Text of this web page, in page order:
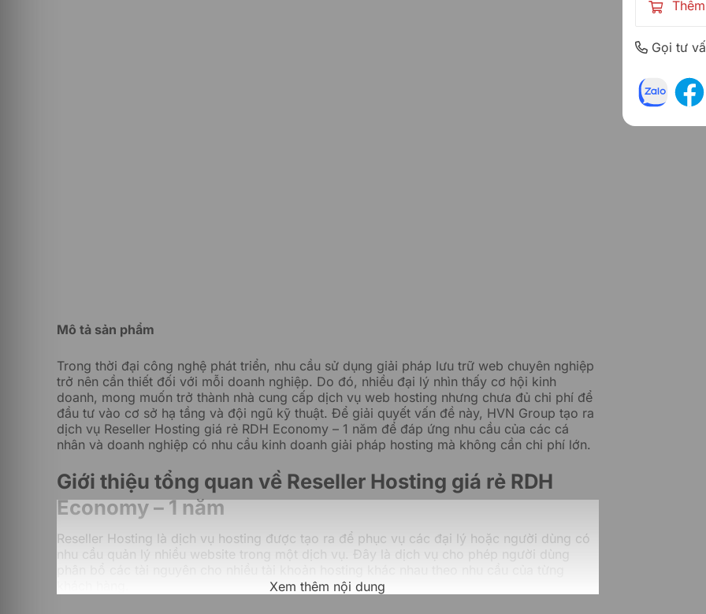
Mô tả sản phẩm
Trong thời đại công nghệ phát triển, nhu cầu sử dụng giải pháp lưu trữ web chuyên nghiệp
trở nên cần thiết đối với mỗi doanh nghiệp. Do đó, nhiều đại lý nhìn thấy cơ hội kinh
doanh, mong muốn trở thành nhà cung cấp dịch vụ web hosting nhưng chưa đủ chi phí để
đầu tư vào cơ sở hạ tầng và đội ngũ kỹ thuật. Để giải quyết vấn đề này, HVN Group tạo ra
dịch vụ Reseller Hosting giá rẻ RDH Economy – 1 năm để đáp ứng nhu cầu của các cá
nhân và doanh nghiệp có nhu cầu kinh doanh giải pháp hosting mà không cần chi phí lớn.
Giới thiệu tổng quan về Reseller Hosting giá rẻ RDH
Economy – 1 năm
Reseller Hosting là dịch vụ hosting được tạo ra để phục vụ các đại lý hoặc người dùng có
nhu cầu quản lý nhiều website trong một dịch vụ. Đây là dịch vụ cho phép người dùng
Xem thêm nội dung
Gọi tư